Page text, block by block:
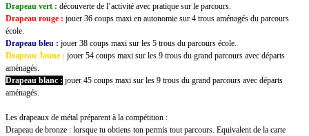
Drapeau vert : découverte de l’activité avec pratique sur le parcours.
Drapeau rouge : jouer 36 coups maxi en autonomie sur 4 trous aménagés du parcours
école.
Drapeau bleu : jouer 38 coups maxi sur les 5 trous du parcours école.
Drapeau Jaune : jouer 54 coups maxi sur les 9 trous du grand parcours avec départs
aménagés.
Drapeau blanc : jouer 45 coups maxi sur les 9 trous du grand parcours avec départs
aménagés.
Les drapeaux de métal préparent à la compétition :
Drapeau de bronze : lorsque tu obtiens ton permis tout parcours. Equivalent de la carte